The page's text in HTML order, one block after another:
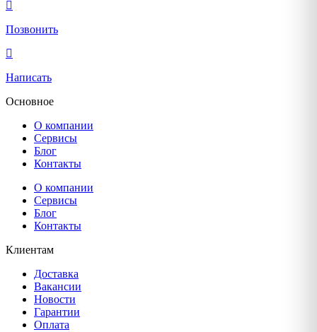
Позвонить
Написать
Основное
О компании
Сервисы
Блог
Контакты
О компании
Сервисы
Блог
Контакты
Клиентам
Доставка
Вакансии
Новости
Гарантии
Оплата